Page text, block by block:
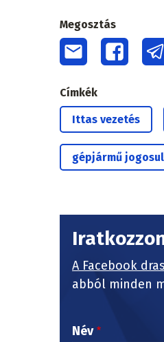
Megosztás
Címkék
Ittas vezetés
gépjármű
A Facebook
abból minden
Név